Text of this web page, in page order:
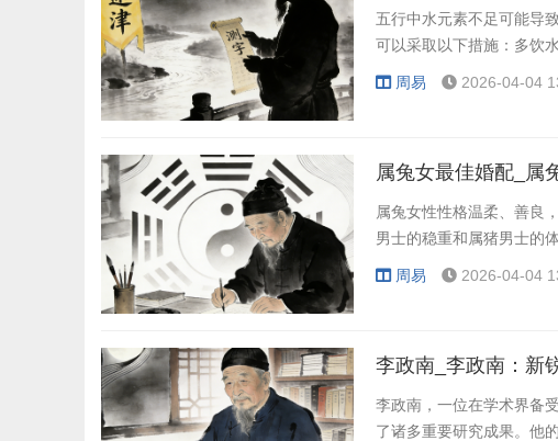
五行中水元素不足可能导
可以采取以下措施：多饮
周易 2026-04-04
属兔女最佳婚配_属
属兔女性性格温柔、善良
男士的稳重和属猪男士的
周易 2026-04-04
李政南_李政南：新
李政南，一位在学术界备
了诸多重要研究成果。他